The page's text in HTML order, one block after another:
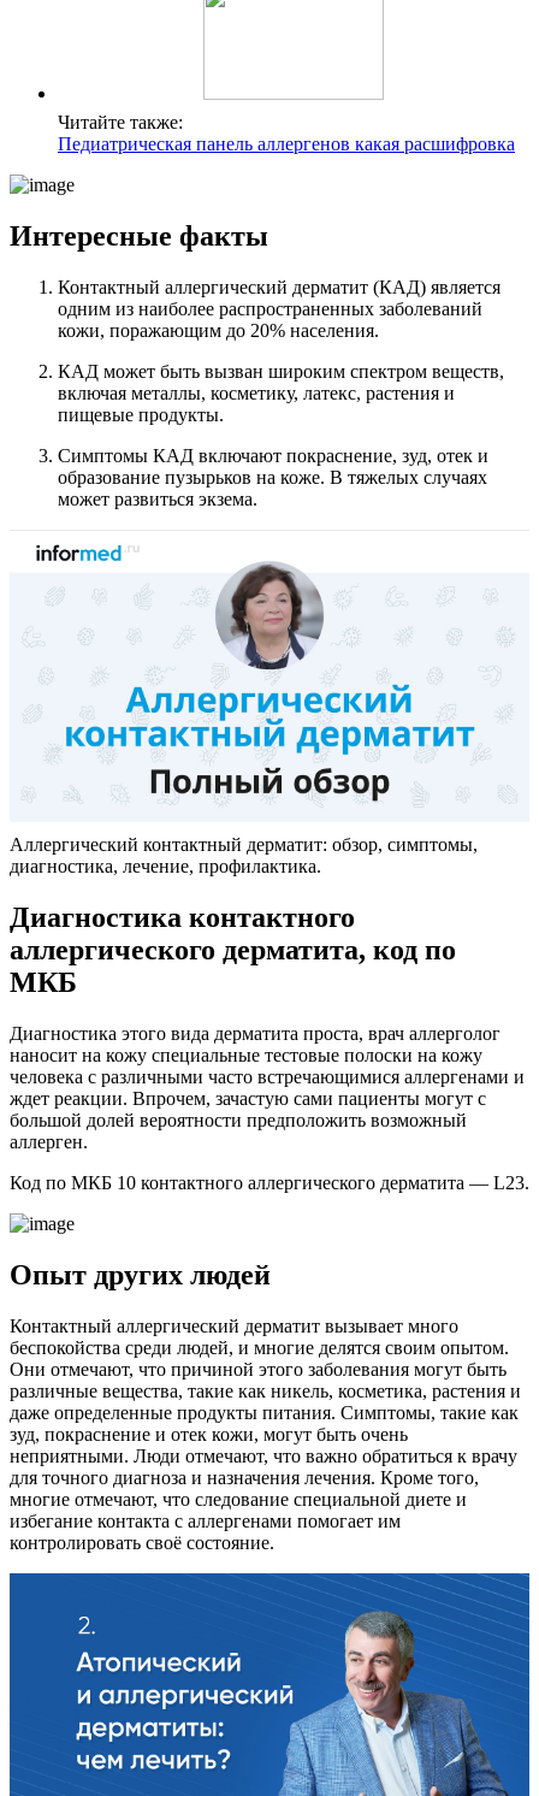
Читайте также:
Педиатрическая панель аллергенов какая расшифровка
Интересные факты
Контактный аллергический дерматит (КАД) является
одним из наиболее распространенных заболеваний
кожи, поражающим до 20% населения.
КАД может быть вызван широким спектром веществ,
включая металлы, косметику, латекс, растения и
пищевые продукты.
Симптомы КАД включают покраснение, зуд, отек и
образование пузырьков на коже. В тяжелых случаях
может развиться экзема.
Аллергический контактный дерматит: обзор, симптомы,
диагностика, лечение, профилактика.
Диагностика контактного
аллергического дерматита, код по
МКБ
Диагностика этого вида дерматита проста, врач аллерголог
наносит на кожу специальные тестовые полоски на кожу
человека с различными часто встречающимися аллергенами и
ждет реакции. Впрочем, зачастую сами пациенты могут с
большой долей вероятности предположить возможный
аллерген.
Код по МКБ 10 контактного аллергического дерматита — L23.
Опыт других людей
Контактный аллергический дерматит вызывает много
беспокойства среди людей, и многие делятся своим опытом.
Они отмечают, что причиной этого заболевания могут быть
различные вещества, такие как никель, косметика, растения и
даже определенные продукты питания. Симптомы, такие как
зуд, покраснение и отек кожи, могут быть очень
неприятными. Люди отмечают, что важно обратиться к врачу
для точного диагноза и назначения лечения. Кроме того,
многие отмечают, что следование специальной диете и
избегание контакта с аллергенами помогает им
контролировать своё состояние.